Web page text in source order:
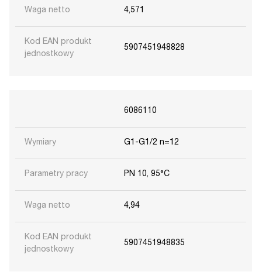
Waga netto 4,571
Kod EAN produkt
jednostkowy
5907451948828
6086110
Wymiary G1-G1/2 n=12
Parametry pracy PN 10, 95°C
Waga netto 4,94
Kod EAN produkt
jednostkowy
5907451948835